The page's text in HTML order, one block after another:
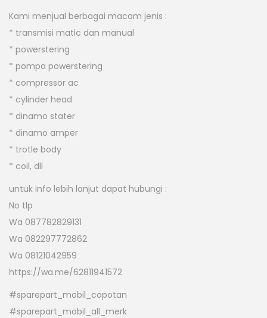
Kami menjual berbagai macam jenis :
* transmisi matic dan manual
* powerstering
* pompa powerstering
* compressor ac
* cylinder head
* dinamo stater
* dinamo amper
* trotle body
* coil, dll
untuk info lebih lanjut dapat hubungi :
No tlp
Wa 087782829131
Wa 082297772862
Wa 08121042959
https://wa.me/62811941572
#sparepart_mobil_copotan
#sparepart_mobil_all_merk